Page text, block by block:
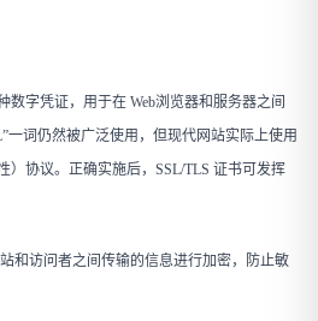
数字凭证，用于在 Web浏览器和服务器之间
一词仍然被广泛使用，但现代网站实际上使用
）协议。正确实施后，SSL/TLS 证书可发挥
和访问者之间传输的信息进行加密，防止敏